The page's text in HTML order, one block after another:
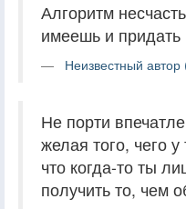
Алгоритм
имеешь и придать
Неизвестный автор
Не порти
желая того, чего
что когда-то ты
получить то, чем